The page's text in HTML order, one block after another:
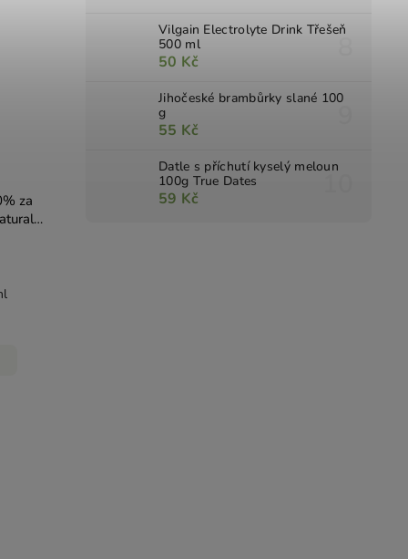
Vilgain Electrolyte Drink Třešeň
500 ml
50 Kč
Jihočeské brambůrky slané 100
g
55 Kč
Datle s příchutí kyselý meloun
100g True Dates
59 Kč
za